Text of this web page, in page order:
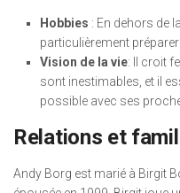
Hobbies : En dehors de
particulièrement
Vision de la vie: Il croit
sont inestimables, et il
possible avec ses
Relations et
Andy Borg est marié à Birgit